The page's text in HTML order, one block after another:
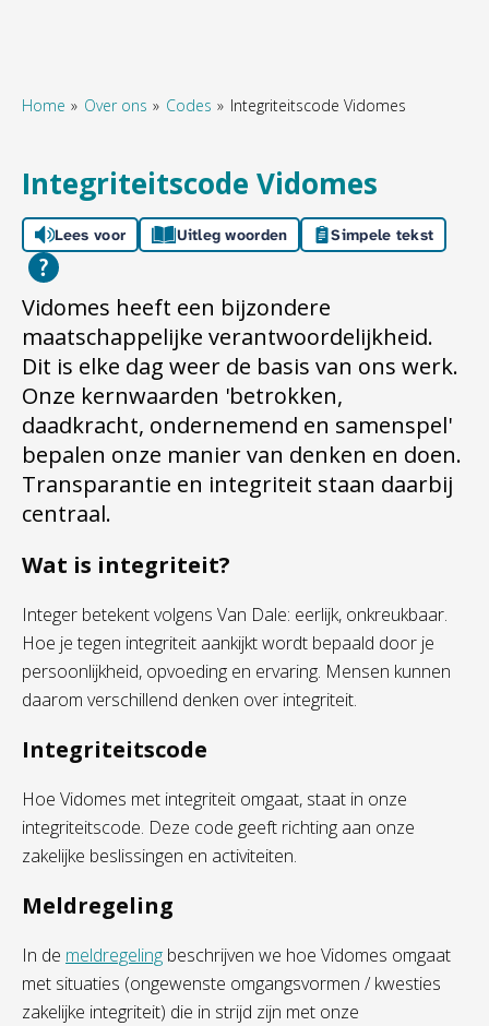
Naar hoofdinhoud
Naar hoofdnavigatiemenu
Home Over ons Codes Integriteitscode Vidomes
Integriteitscode Vidomes
Lees voor Uitleg woorden Simpele tekst
Vidomes heeft een bijzondere
maatschappelijke verantwoordelijkheid.
Dit is elke dag weer de basis van ons werk.
Onze kernwaarden 'betrokken,
daadkracht, ondernemend en samenspel'
bepalen onze manier van denken en doen.
Transparantie en integriteit staan daarbij
centraal.
Wat is integriteit?
Integer betekent volgens Van Dale: eerlijk, onkreukbaar.
Hoe je tegen integriteit aankijkt wordt bepaald door je
persoonlijkheid, opvoeding en ervaring. Mensen kunnen
daarom verschillend denken over integriteit.
Integriteitscode
Hoe Vidomes met integriteit omgaat, staat in onze
integriteitscode. Deze code geeft richting aan onze
zakelijke beslissingen en activiteiten.
Meldregeling
In de meldregeling beschrijven we hoe Vidomes omgaat
met situaties (ongewenste omgangsvormen / kwesties
zakelijke integriteit) die in strijd zijn met onze